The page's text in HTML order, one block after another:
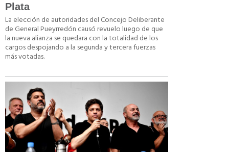
Plata
La elección de autoridades del Concejo Deliberante
de General Pueyrredón causó revuelo luego de que
la nueva alianza se quedara con la totalidad de los
cargos despojando a la segunda y tercera fuerzas
más votadas.